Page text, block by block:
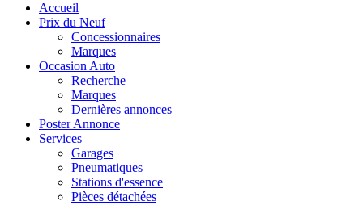
Accueil
Prix du Neuf
Concessionnaires
Marques
Occasion Auto
Recherche
Marques
Dernières annonces
Poster Annonce
Services
Garages
Pneumatiques
Stations d'essence
Pièces détachées